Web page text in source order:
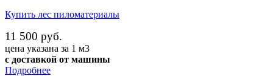
Купить лес пиломатериалы
11 500 руб.
цена указана за 1 м3
с доставкой от машины
Подробнее